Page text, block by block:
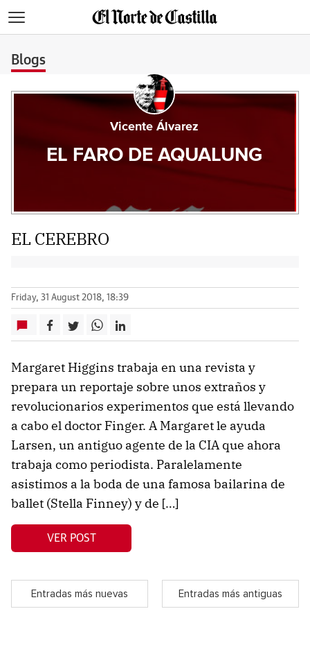
Blogs
Vicente Álvarez
EL FARO DE AQUALUNG
EL CEREBRO
Friday, 31 August 2018, 18:39
Margaret Higgins trabaja en una revista y
prepara un reportaje sobre unos extraños y
revolucionarios experimentos que está llevando
a cabo el doctor Finger. A Margaret le ayuda
Larsen, un antiguo agente de la CIA que ahora
trabaja como periodista. Paralelamente
asistimos a la boda de una famosa bailarina de
ballet (Stella Finney) y de […]
VER POST
Entradas más nuevas Entradas más antiguas